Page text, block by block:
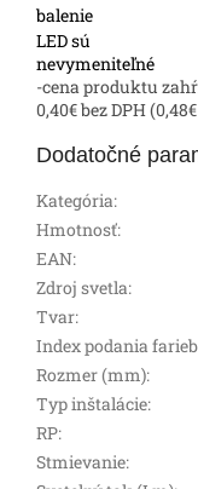
balenie
LED sú
nevymeniteľné
-cena produktu
0,40€ bez DPH
Dodatočné
Kategória:
Hmotnosť:
EAN:
Zdroj svetla:
Tvar:
Index podania farieb
Rozmer (mm):
Typ inštalácie:
RP:
Stmievanie: